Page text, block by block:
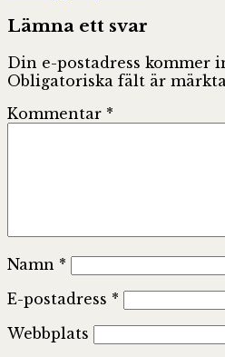
Lämna ett svar
Din e-postadress kommer
Obligatoriska fält är
Kommentar *
Namn *
E-postadress *
Webbplats